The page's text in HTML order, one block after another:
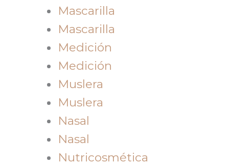
Mascarilla
Mascarilla
Medición
Medición
Muslera
Muslera
Nasal
Nasal
Nutricosmética